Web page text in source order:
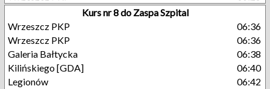
Kurs nr 8 do Zaspa Szpital
Wrzeszcz PKP
06:36
Wrzeszcz PKP
06:36
Galeria Bałtycka
06:38
Kilińskiego [GDA]
06:40
Legionów
06:42